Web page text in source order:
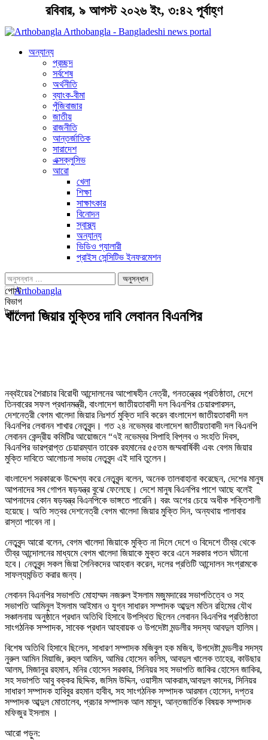
রবিবার, ৯ আগস্ট ২০২৬ ইং, ৩:৪২ পূর্বাহ্ণ
Arthobangla - Bangladeshi news portal
অন্যান্য
প্রচ্ছদ
সর্বশেষ
অর্থনীতি
ব্যাংক-বীমা
পুঁজিবাজার
জাতীয়
রাজনীতি
আন্তর্জাতিক
সারাদেশ
এক্সক্লুসিভ
আরো
খেলা
শিক্ষা
সাক্ষাৎকার
বিনোদন
স্বাস্থ্য
অন্যান্য
ভিডিও গ্যালারী
প্রাইস সেন্সিটিভ ইনফরমেশন
পোস্ট
বিভাগ
ট্যাগ
খালেদা জিয়ার মুক্তির দাবি লেবানন বিএনপির
নব্বইয়ের শৈরাচার বিরোধী আন্দোলনের আপোষহীন নেত্রী, গনতন্ত্রের প্রতিষ্ঠাতা, দেশে
তিনবারের সফল প্রধানমন্ত্রী, বাংলাদেশ জাতীয়তাবাদী দল বিএনপির চেয়ারপারসন,
দেশনেত্রী বেগম খালেদা জিয়ার নিঃশর্ত মুক্তি দাবি করেন বাংলাদেশ জাতীয়তাবাদী দল
বিএনপির লেবানন শাখার নেতৃবৃন্দ। গত ২৪ নভেম্বর বাংলাদেশ জাতীয়তাবাদী দল বিএনপি
লেবানন কেন্দ্রীয় কমিটির আয়োজনে “৭ই নভেম্বর সিপাহি বিপ্লব ও সংহতি দিবস,
বিএনপির ভারপ্রাপ্ত চেয়ারম্যান তারেক রহমানের ৫৫তম জম্মবার্ষিকী এবং বেগম জিয়ার
মুক্তি দাবিতে আলোচনা সভায় নেতৃবৃন্দ এই দাবি তুলেন।
বাংলাদেশ সরকারকে উদ্দেশ্য করে নেতৃবৃন্দ বলেন, অনেক তালবাহানা করেছেন, দেশের মানুষ
আপনাদের সব গোপন ষড়যন্ত্র বুঝে ফেলেছে। দেশে মানুষ বিএনপির পাশে আছে বলেই
আপনাদের কোন ষড়যন্ত্র বিএনপিকে ভাঙ্গতে পারেনি। বরং অগের চেয়ে অধীক শক্তিশালী
হয়েছে। অতি সত্বর দেশনেত্রী বেগম খালেদা জিয়ার মুক্তি দিন, অন্যথায় পালাবার
রাস্তা পাবেন না।
নেতৃবৃন্দ আরো বলেন, বেগম খালেদা জিয়াকে মুক্তি না দিলে দেশে ও বিদেশে তীব্র থেকে
তীব্র আন্দোলনের মাধ্যমে বেগম খালেদা জিয়াকে মুক্ত করে এনে সরকার পতন ঘটানো
হবে। নেতৃবৃন্দ সকল জিয়া সৈনিকদের আহবান করেন, দলের প্রতিটি আন্দোলন সংগ্রামকে
সাফল্যমন্ডিত করার জন্য।
লেবানন বিএনপির সভাপতি মোহাম্মদ নজরুল ইসলাম মজুমদারের সভাপতিত্বে ও সহ
সভাপতি আমিনুল ইসলাম আইমান ও যুগ্ন সাধারন সম্পাদক আব্দুল মতিন রহিমের যৌথ
সঞ্চালনায় অনুষ্ঠানে প্রধান অতিথি হিসাবে উপস্থিত ছিলেন লেবানন বিএনপির প্রতিষ্ঠাতা
সাংগঠনিক সম্পাদক, সাবেক প্রধান আহবায়ক ও উপদেষ্টা মন্ডলীর সদস্য আবদুল হালিম।
বিশেষ অতিথি হিসাবে ছিলেন, সাধারণ সম্পাদক মজিবুল হক মজিব, উপদেষ্টা মন্ডলীর সদস্য
নুরুল আমিন মিয়াজি, রুহুল আমিন, আমির হোসেন কলিম, আবদুল খালেক তাহের, কাউছার
আলম, মিজানুর রহমান, মনির হোসেন সরকার, সিনিয়র সহ সভাপতি জাকির হোসেন জাকির,
সহ সভাপতি আবু বক্কর ছিদ্দিক, জসিম উদ্দিন, ওয়াসীম আকরাম,আবদুল কাদের, সিনিয়র
সাধারণ সম্পাদক হাবিবুর রহমান হাবীব, সহ সাংগঠনিক সম্পাদক আরমান হোসেন, দপ্তর
সম্পাদক আব্দুল মোতালেব, প্রচার সম্পাদক আল মামুন, আন্তজার্তিক বিষয়ক সম্পাদক
মফিজুর ইসলাম ।
আরো পড়ুন: